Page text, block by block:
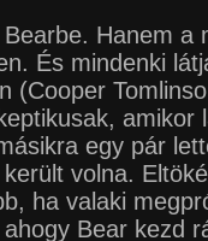
Hanem a
És mindenki
(Cooper
amikor
egy pár
volna.
ha valaki
Bear kezd